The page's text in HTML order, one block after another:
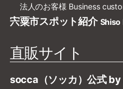
法人のお客様 Business
宍粟市スポット紹介
直販サイト
socca（ソッカ）公式 by